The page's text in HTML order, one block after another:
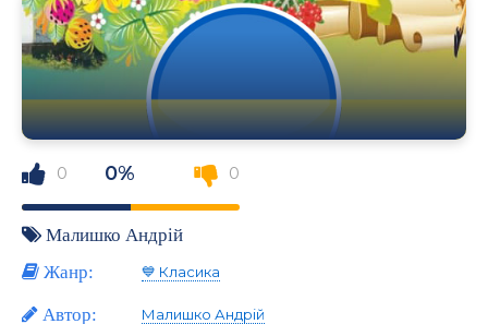
0 0% 0
Малишко Андрій
Жанр:
💙 Класика
Автор:
Малишко Андрій